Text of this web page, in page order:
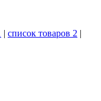
| список товаров 2 |